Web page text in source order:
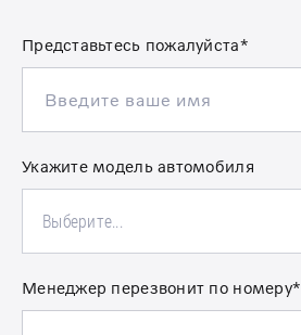
Представьтесь пожалуйста*
Укажите модель автомобиля
Выберите...
Менеджер перезвонит по номеру*